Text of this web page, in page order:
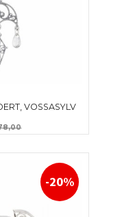
VOSSASYLV
Rabatt
-20%